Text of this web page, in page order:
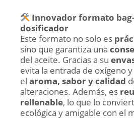
Innovador formato
dosificador
Este formato no solo es
sino que garantiza una
del aceite. Gracias a su
evita la entrada de oxígeno
el aroma, sabor y calidad
alteraciones. Además, es
rellenable, lo que lo
ecológica y amigable con el